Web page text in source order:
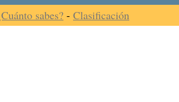
sabes? - Clasificación